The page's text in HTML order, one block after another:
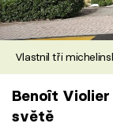
Vlastnil tři
Benoît
světě